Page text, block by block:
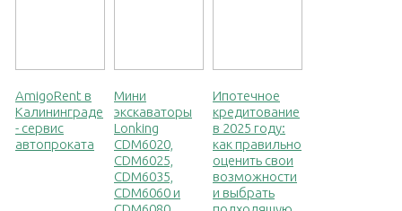
AmigoRent в
Калининграде
- сервис
автопроката
Мини
экскаваторы
Lonking
CDM6020,
CDM6025,
CDM6035,
CDM6060 и
Ипотечное
кредитование
в 2025 году:
как правильно
оценить свои
возможности
и выбрать